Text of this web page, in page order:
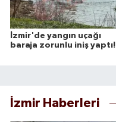
İzmir'de yangın uçağı
baraja zorunlu iniş yaptı!
İzmir Haberleri